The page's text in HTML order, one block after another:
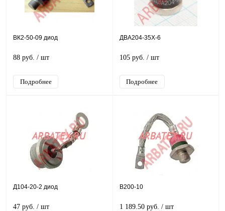
ВК2-50-09 диод
88 руб. / шт
Подробнее
ДВА204-35Х-6
105 руб. / шт
Подробнее
Д104-20-2 диод
47 руб. / шт
В200-10
1 189.50 руб. / шт